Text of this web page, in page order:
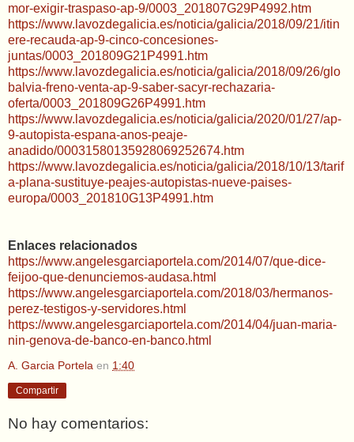
mor-exigir-traspaso-ap-9/0003_201807G29P4992.htm
https://www.lavozdegalicia.es/noticia/galicia/2018/09/21/itin
ere-recauda-ap-9-cinco-concesiones-
juntas/0003_201809G21P4991.htm
https://www.lavozdegalicia.es/noticia/galicia/2018/09/26/glo
balvia-freno-venta-ap-9-saber-sacyr-rechazaria-
oferta/0003_201809G26P4991.htm
https://www.lavozdegalicia.es/noticia/galicia/2020/01/27/ap-
9-autopista-espana-anos-peaje-
anadido/00031580135928069252674.htm
https://www.lavozdegalicia.es/noticia/galicia/2018/10/13/tarif
a-plana-sustituye-peajes-autopistas-nueve-paises-
europa/0003_201810G13P4991.htm
Enlaces relacionados
https://www.angelesgarciaportela.com/2014/07/que-dice-
feijoo-que-denunciemos-audasa.html
https://www.angelesgarciaportela.com/2018/03/hermanos-
perez-testigos-y-servidores.html
https://www.angelesgarciaportela.com/2014/04/juan-maria-
nin-genova-de-banco-en-banco.html
A. Garcia Portela en 1:40
Compartir
No hay comentarios: